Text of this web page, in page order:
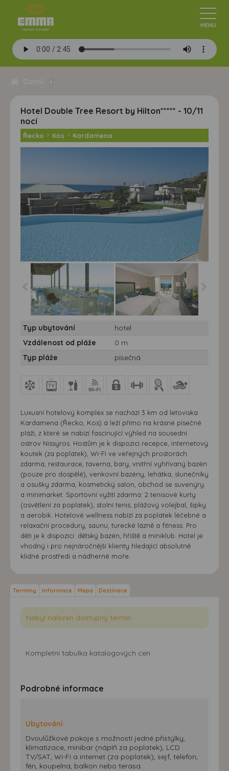
Hotel Double Tree Resort by Hilton***** - 10/11
nocí
Řecko > Kos > Kardamena
Resort by Hilton***** -
10/11 nocí
Resort by Hilton***** -
10/11 nocí
Typ ubytování
hotel
Vzdálenost od pláže
0 m
Typ pláže
písečná
Luxusní hotelový komplex se nachází 3 km od letoviska
Kardamena (Řecko, Kos) a leží přímo na krásné písečné
pláži, z které se nabízí fascinující výhled na sousední
ostrov Nissyros. Hostům je k dispozici recepce, internetový
koutek (za poplatek), Wi-Fi ve veřejných prostorách
zdarma, restaurace, taverna, bary, vnitřní vyhřívaný bazén
(pouze pro dospělé), venkovní bazény, lehátka, slunečníky
a osušky zdarma, kosmetický salon, obchod se suvenýry
a minimarket. Sportovní vyžití zdarma: 2 tenisové kurty
(osvětlení za poplatek), stolní tenis, plážový volejbal, šipky
a aerobik. Hotelové wellness nabízí za poplatek léčebné a
relaxační procedury, saunu, turecké lázně a fitness. Pro
děti je k dispozici: dětský bazén, hřiště a miniklub. Hotel je
vhodný i pro nejnáročnější klienty hledající absolutně
klidné prostředí a nádherné moře.
Termíny Informace Mapa Destinace
Nebyl nalezen dostupný termín.
Kompletní tabulka katalogových cen
Podrobné informace
Ubytování
Dvoulůžkové pokoje s možností jedné přistýlky,
klimatizace, minibar (náplň za poplatek), LCD
TV/SAT, Wi-Fi a internet (za poplatek), sejf, telefon,
fén, koupelna, balkon nebo terasa.